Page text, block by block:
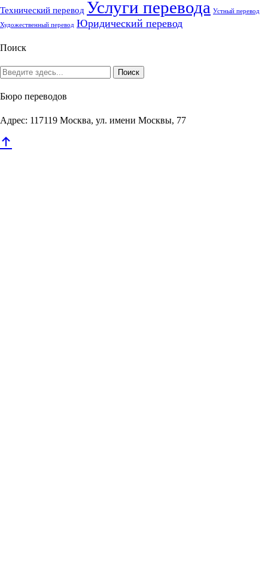
Технический перевод Услуги перевода Устный перевод
Художественный перевод Юридический перевод
Поиск
Бюро переводов
Адрес: 117119 Москва, ул. имени Москвы, 77